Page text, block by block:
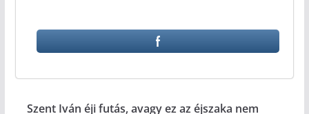
Szent Iván éji futás, avagy ez az éjszaka nem